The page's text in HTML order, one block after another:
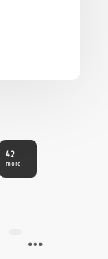
42
more